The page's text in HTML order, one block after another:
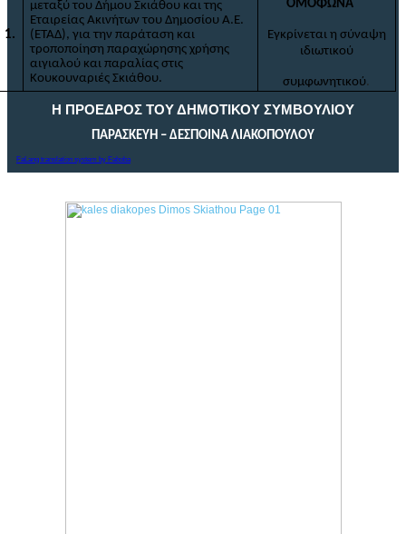
1.
μεταξύ του Δήμου Σκιάθου και της
Εταιρείας Ακινήτων του Δημοσίου Α.Ε.
(ΕΤΑΔ), για την παράταση και
τροποποίηση παραχώρησης χρήσης
αιγιαλού και παραλίας στις
Κουκουναριές Σκιάθου.
ΟΜΟΦΩΝΑ
Εγκρίνεται η σύναψη
ιδιωτικού
συμφωνητικού.
Η ΠΡΟΕΔΡΟΣ ΤΟΥ ΔΗΜΟΤΙΚΟΥ ΣΥΜΒΟΥΛΙΟΥ
ΠΑΡΑΣΚΕΥΗ – ΔΕΣΠΟΙΝΑ ΛΙΑΚΟΠΟΥΛΟΥ
FaLang translation system by Faboba